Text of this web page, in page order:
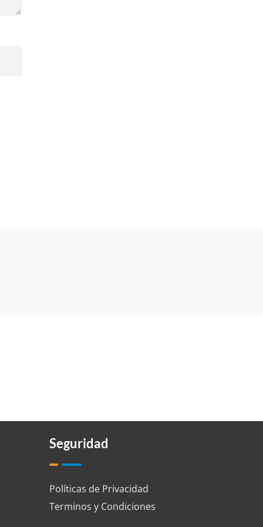
Seguridad
Políticas de Privacidad
Terminos y Condiciones